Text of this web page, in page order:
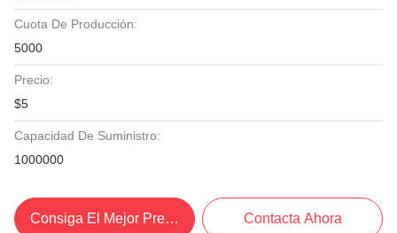
Cuota De Producción:
5000
Precio:
$5
Capacidad De Suministro:
1000000
Consiga El Mejor Precio Contacta Ahora